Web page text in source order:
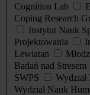
Cognition Lab
Coping Research
Instytut Nauk
Projektowania
Lewiatan
Badań nad Stresem
SWPS
Wydział Nauk